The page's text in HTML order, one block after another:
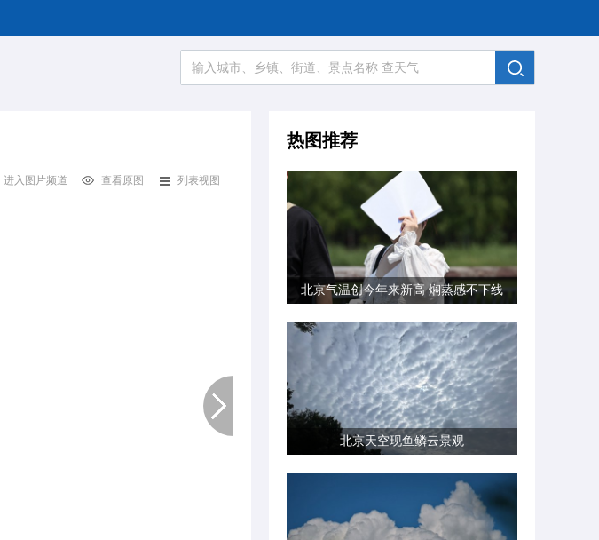
进入图片频道 查看原图 列表视图
热图推荐
北京气温创今年来新高 焖蒸感不下线
北京天空现鱼鳞云景观